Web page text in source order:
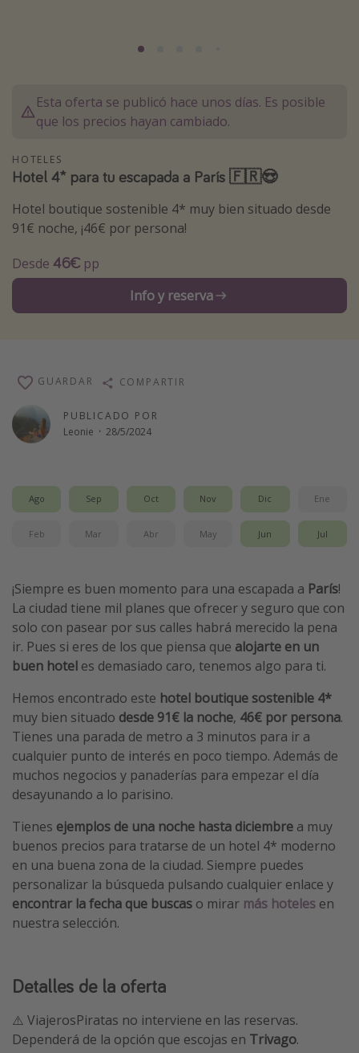
Tailandia
Maldivas
Camping
Viajes en tren
Viajar sola como mujer
Vacaciones de Playa
Viajes para singles
Escapadas románticas
Trabajar en el extranjero
Cruceros por el Mediterráneo
Guía de equipaje de mano
Parques de atracciones
Viaja con musicales
El Rey León el musical
Harry Potter en Londres y otros destinos
Eventos deportivos
Esta oferta se publicó hace unos días. Es posible
que los precios hayan cambiado.
HOTELES
Hotel 4* para tu escapada a París 🇫🇷😍
Hotel boutique sostenible 4* muy bien situado desde
91€ noche, ¡46€ por persona!
Desde 46€ pp
Info y reserva
PUBLICADO POR
Leonie · 28/5/2024
GUARDAR COMPARTIR
Ago Sep Oct Nov Dic Ene
Feb Mar Abr May Jun Jul
¡Siempre es buen momento para una escapada a París!
La ciudad tiene mil planes que ofrecer y seguro que con
solo con pasear por sus calles habrá merecido la pena
ir. Pues si eres de los que piensa que alojarte en un
buen hotel es demasiado caro, tenemos algo para ti.
Hemos encontrado este hotel boutique sostenible 4*
muy bien situado desde 91€ la noche, 46€ por persona.
Tienes una parada de metro a 3 minutos para ir a
cualquier punto de interés en poco tiempo. Además de
muchos negocios y panaderías para empezar el día
desayunando a lo parisino.
Tienes ejemplos de una noche hasta diciembre a muy
buenos precios para tratarse de un hotel 4* moderno
en una buena zona de la ciudad. Siempre puedes
personalizar la búsqueda pulsando cualquier enlace y
encontrar la fecha que buscas o mirar más hoteles en
nuestra selección.
Detalles de la oferta
⚠️ ViajerosPiratas no interviene en las reservas.
Dependerá de la opción que escojas en Trivago.